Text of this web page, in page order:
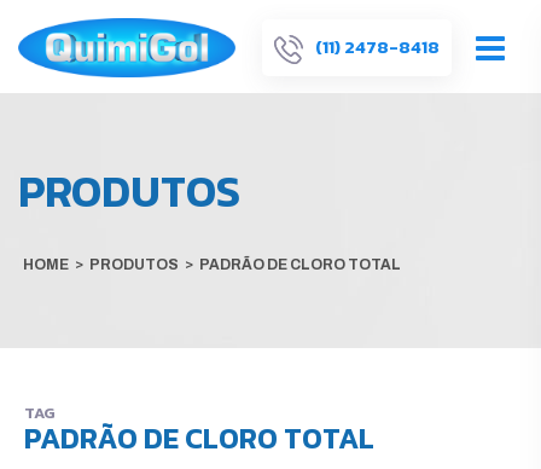
(11) 2478-8418
PRODUTOS
HOME > PRODUTOS > PADRÃO DE CLORO TOTAL
TAG
PADRÃO DE CLORO TOTAL